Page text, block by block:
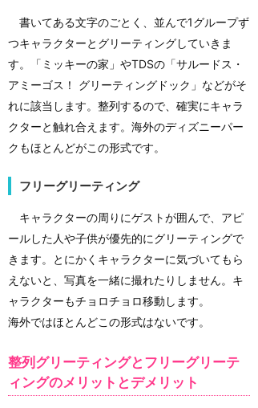
書いてある文字のごとく、並んで1グループず
つキャラクターとグリーティングしていきま
す。「ミッキーの家」やTDSの「サルードス・
アミーゴス！ グリーティングドック」などがそ
れに該当します。整列するので、確実にキャラ
クターと触れ合えます。海外のディズニーパー
クもほとんどがこの形式です。
フリーグリーティング
キャラクターの周りにゲストが囲んで、アピ
ールした人や子供が優先的にグリーティングで
きます。とにかくキャラクターに気づいてもら
えないと、写真を一緒に撮れたりしません。キ
ャラクターもチョロチョロ移動します。
海外ではほとんどこの形式はないです。
整列グリーティングとフリーグリーテ
ィングのメリットとデメリット